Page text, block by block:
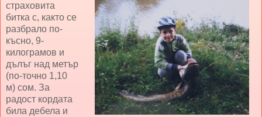
страховита
битка с, както се
разбрало по-
късно, 9-
килограмов и
дълъг над метър
(по-точно 1,10
м) сом. За
радост кордата
била дебела и